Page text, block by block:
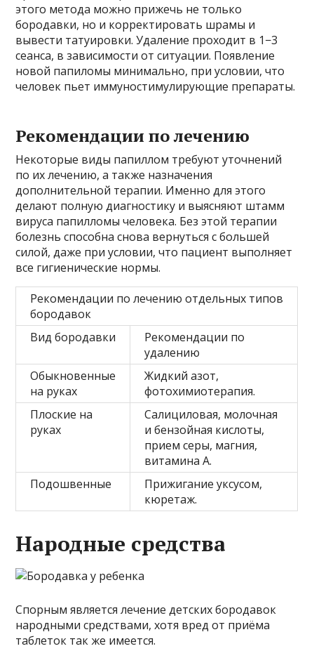
этого метода можно прижечь не только
бородавки, но и корректировать шрамы и
вывести татуировки. Удаление проходит в 1−3
сеанса, в зависимости от ситуации. Появление
новой папиломы минимально, при условии, что
человек пьет иммуностимулирующие препараты.
Рекомендации по лечению
Некоторые виды папиллом требуют уточнений
по их лечению, а также назначения
дополнительной терапии. Именно для этого
делают полную диагностику и выясняют штамм
вируса папилломы человека. Без этой терапии
болезнь способна снова вернуться с большей
силой, даже при условии, что пациент выполняет
все гигиенические нормы.
Рекомендации по лечению отдельных типов
бородавок
Вид бородавки
Рекомендации по
удалению
Обыкновенные
на руках
Жидкий азот,
фотохимиотерапия.
Плоские на
руках
Салициловая, молочная
и бензойная кислоты,
прием серы, магния,
витамина А.
Подошвенные
Прижигание уксусом,
кюретаж.
Народные средства
Спорным является лечение детских бородавок
народными средствами, хотя вред от приёма
таблеток так же имеется.